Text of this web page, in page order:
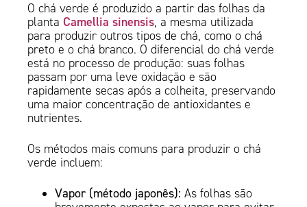
O chá verde é produzido a partir das folhas da
plantaCamellia sinensis, a mesma utilizada
para produzir outros tipos de chá, como o chá
preto e o chá branco. O diferencial do chá verde
está no processo de produção: suas folhas
passam por uma leve oxidação e são
rapidamente secas após a colheita, preservando
uma maior concentração de antioxidantes e
nutrientes.
Os métodos mais comuns para produzir o chá
verde incluem:
Vapor (método japonês):As folhas são